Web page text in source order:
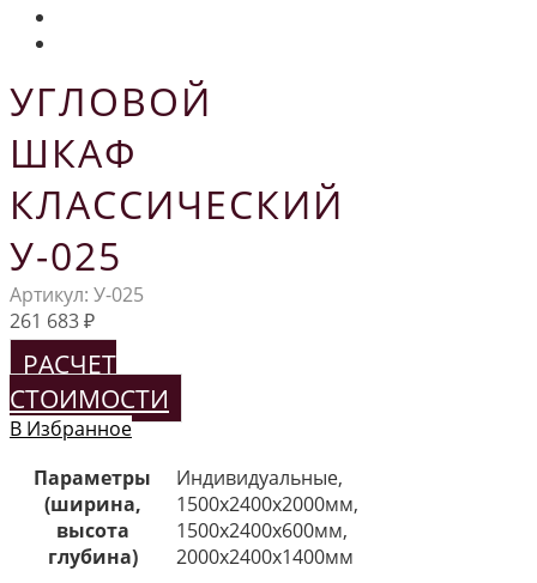
УГЛОВОЙ
ШКАФ
КЛАССИЧЕСКИЙ
У-025
Артикул: У-025
261 683₽
РАСЧЕТ
СТОИМОСТИ
В Избранное
Параметры
(ширина,
высота
глубина)
Индивидуальные,
1500х2400х2000мм,
1500х2400х600мм,
2000х2400х1400мм